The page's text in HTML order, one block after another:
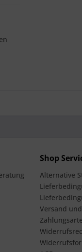
Shop
Alternative
Versand